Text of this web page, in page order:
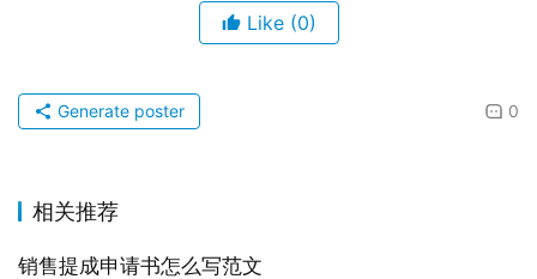
Like (0)
0
Generate poster
相关推荐
销售提成申请书怎么写范文